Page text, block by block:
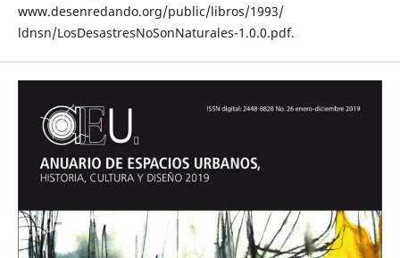
www.desenredando.org/public/libros/1993/
ldnsn/LosDesastresNoSonNaturales-1.0.0.pdf.